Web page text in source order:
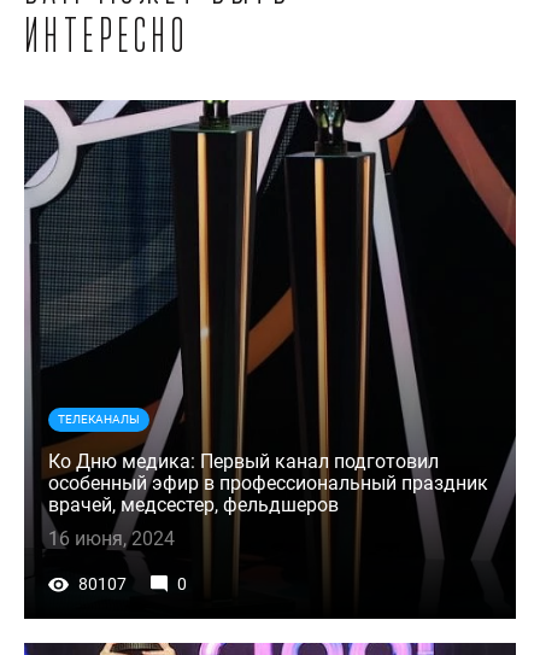
интересно
ТЕЛЕКАНАЛЫ
Ко Дню медика: Первый канал подготовил
особенный эфир в профессиональный праздник
врачей, медсестер, фельдшеров
16 июня, 2024
80107 0